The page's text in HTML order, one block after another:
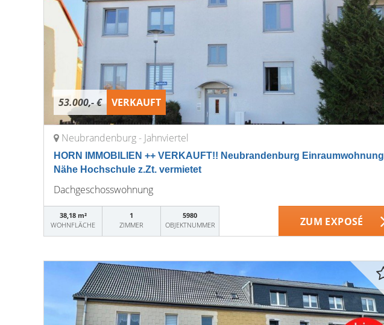
53.000,- € VERKAUFT
Neubrandenburg - Jahnviertel
HORN IMMOBILIEN ++ VERKAUFT!! Neubrandenburg Einraumwohnung
Nähe Hochschule z.Zt. vermietet
Dachgeschosswohnung
38,18 m²
WOHNFLÄCHE
1
ZIMMER
5980
OBJEKTNUMMER
ZUM EXPOSÉ